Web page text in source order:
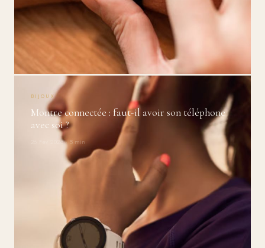
BIJOUX
Montre connectée : faut-il avoir son téléphone
avec soi ?
26 Fév 2026 · 5 min